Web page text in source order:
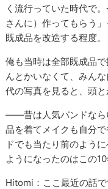
く流行っていた時代で
さんに）作ってもらう
既成品を改造する程度。
俺も当時は全部既成品
んとかいなくて、みん
代の写真を見ると、頭
――昔は人気バンドなら
品を着てメイクも自分
ドでも当たり前のよう
ようになったのはこの
Hitomi：ここ最近の話